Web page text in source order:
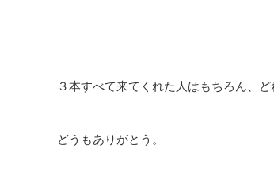
３本すべて来てくれた人はもちろん、
どうもありがとう。